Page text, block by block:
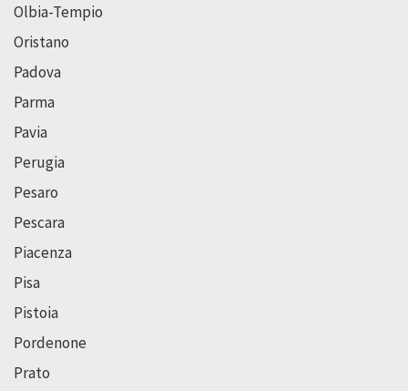
Olbia-Tempio
Oristano
Padova
Parma
Pavia
Perugia
Pesaro
Pescara
Piacenza
Pisa
Pistoia
Pordenone
Prato